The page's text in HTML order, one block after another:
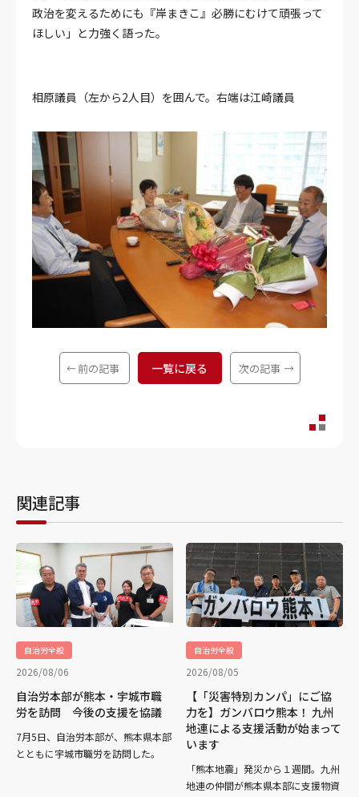
政治を変えるためにも『岸まきこ』必勝にむけて頑張って
ほしい」と力強く語った。
相原議員（左から2人目）を囲んで。右端は江崎議員
前の記事 一覧に戻る 次の記事
関連記事
自治労全般
2026/08/06
自治労本部が熊本・宇城市職
労を訪問 今後の支援を協議
7月5日、自治労本部が、熊本県本部
とともに宇城市職労を訪問した。
自治労全般
2026/08/05
【「災害特別カンパ」にご協
力を】ガンバロウ熊本！ 九州
地連による支援活動が始まって
います
「熊本地震」発災から１週間。九州
地連の仲間が熊本県本部に支援物資